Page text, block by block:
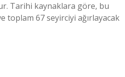
Tarihi kaynaklara göre, bu
toplam 67 seyirciyi ağırlayacak